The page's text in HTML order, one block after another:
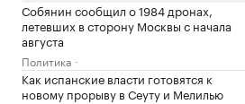
Собянин сообщил о 1984 дронах,
летевших в сторону Москвы с начала
августа
Политика
Как испанские власти готовятся к
новому прорыву в Сеуту и Мелилью